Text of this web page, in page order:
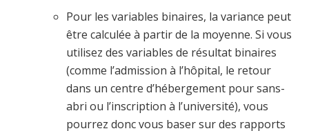
Pour les variables binaires, la variance peut
être calculée à partir de la moyenne. Si vous
utilisez des variables de résultat binaires
(comme l’admission à l’hôpital, le retour
dans un centre d’hébergement pour sans-
abri ou l’inscription à l’université), vous
pourrez donc vous baser sur des rapports